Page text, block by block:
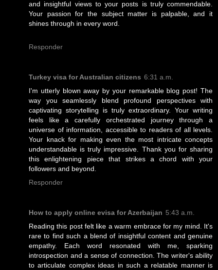
and insightful views to your posts is truly commendable.
Your passion for the subject matter is palpable, and it
shines through in every word.
Responder
Turkey visa for Australian citizens 6:31 a.m.
I'm utterly blown away by your remarkable blog post! The
way you seamlessly blend profound perspectives with
captivating storytelling is truly extraordinary. Your writing
feels like a carefully orchestrated journey through a
universe of information, accessible to readers of all levels.
Your knack for making even the most intricate concepts
understandable is truly impressive. Thank you for sharing
this enlightening piece that strikes a chord with your
followers and beyond.
Responder
How to apply online evisa for Azerbaijan 5:43 a.m.
Reading this post felt like a warm embrace for my mind. It's
rare to find such a blend of insightful content and genuine
empathy. Each word resonated with me, sparking
introspection and a sense of connection. The writer's ability
to articulate complex ideas in such a relatable manner is